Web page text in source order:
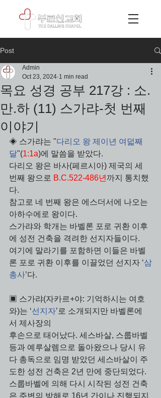
Post
목요 성경 공부 217강 : 소.
만.하 (11) 스가랴-첫 번째
이야기
Admin
Oct 23, 2024 1 min read
◈ 스가랴는 "다리오 왕 제이년 여덟째
달"(1:1a)에 말씀을 받았다.
다리오 왕은 바사(페르시아) 제국의 세
번째 왕으로 B.C.522-486년 까지 통치했
다.
참고로 네 번째 왕은 에스더서에 나오는
아하수에로 왕이다.
스가랴와 학개는 바벨론 포로 귀환 이후
에 성전 건축을 격려한 선지자들이다.
여기에 말라기를 포함하면 이들은 바벨
론 포로 귀환 이후를 이끌었던 선지자 ‘삼
총사’다.
▣ 스가랴(자카르+야: 기억하시는 여호
와)는 ‘선지자’로 소개되지만 바벨론에
서 제사장의
후손으로 태어났다. 세스바살, 스룹바벨
등과 예루살렘으로 돌아왔으나 당시 유
다 총독으로 임명 받았던 세스바살이 주
도한 성전 건축은 2년 만에 중단되었다.
스룹바벨에 의해 다시 시작된 성전 건축
은 주변의 방해로 16년 간이나 진행되지